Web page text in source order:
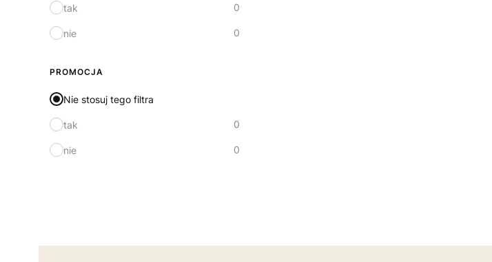
tak 0
nie 0
PROMOCJA
Nie stosuj tego filtra
tak 0
nie 0